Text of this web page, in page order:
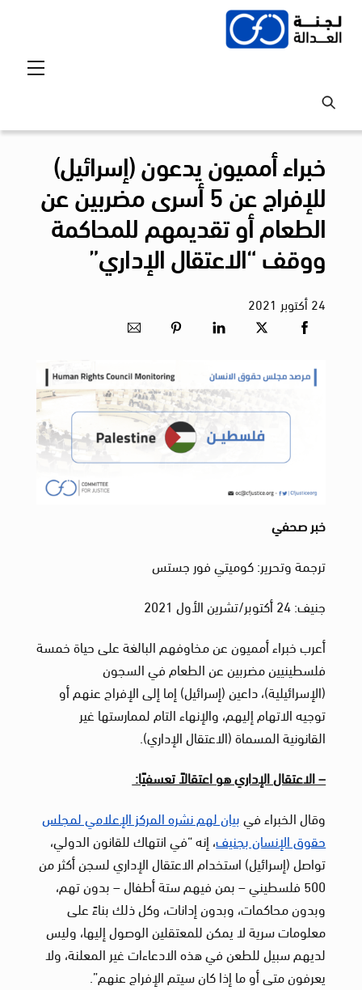
Skip
خبراء أمميون يدعون (إسرائيل)
للإفراج عن 5 أسرى مضربين عن
الطعام أو تقديمهم للمحاكمة
ووقف “الاعتقال الإداري”
24أكتوبر 2021
خبر صحفي
ترجمة وتحرير: كوميتي فور جستس
جنيف: 24 أكتوبر/تشرين الأول 2021
أعرب خبراء أمميون عن مخاوفهم البالغة على حياة خمسة
فلسطينيين مضربين عن الطعام في السجون
(الإسرائيلية)، داعين (إسرائيل) إما إلى الإفراج عنهم أو
توجيه الاتهام إليهم، والإنهاء التام لممارستها غير
القانونية المسماة (الاعتقال الإداري).
– الاعتقال الإداري هو اعتقالاً تعسفيًا:
وقال الخبراء فيبيان لهم نشره المركز الإعلامي لمجلس
حقوق الإنسان بجنيف، إنه“في انتهاك للقانون الدولي،
تواصل (إسرائيل) استخدام الاعتقال الإداري لسجن أكثر من
500 فلسطيني – بمن فيهم ستة أطفال – بدون تهم،
وبدون محاكمات، وبدون إدانات، وكل ذلك بناءً على
معلومات سرية لا يمكن للمعتقلين الوصول إليها، وليس
لديهم سبيل للطعن في هذه الادعاءات غير المعلنة، ولا
يعرفون متى أو ما إذا كان سيتم الإفراج عنهم”.